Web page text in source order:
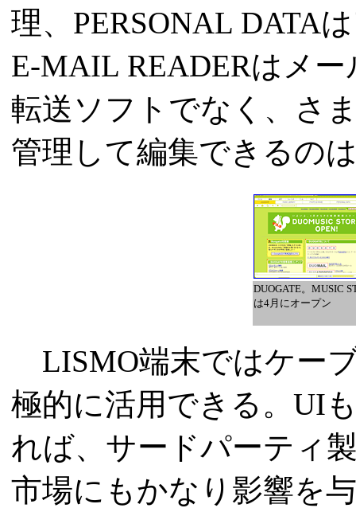
理、PERSONAL DATA
E-MAIL READERはメ
転送ソフトでなく、さ
管理して編集できるの
DUOGATE。MUSIC
は4月にオープン
LISMO端末ではケー
極的に活用できる。UI
れば、サードパーティ
市場にもかなり影響を